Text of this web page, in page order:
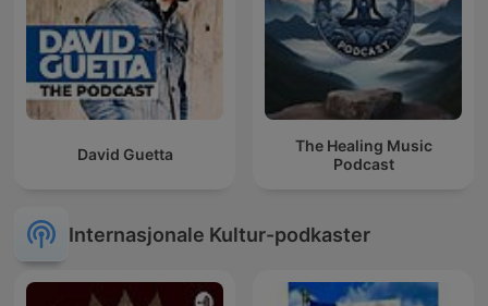
David Guetta
The Healing Music
Podcast
Internasjonale Kultur-podkaster